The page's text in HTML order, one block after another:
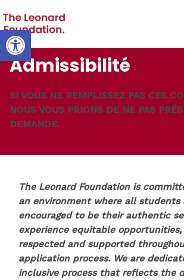
Open toolbar
au
contenu
Admissibilité
SI VOUS NE REMPLISSEZ PAS CES
NOUS VOUS PRIONS DE NE PAS
DEMANDE.
The Leonard Foundation is
an environment where all students
encouraged to be their authentic
experience equitable
respected and supported
application process. We are
inclusive process that reflects the